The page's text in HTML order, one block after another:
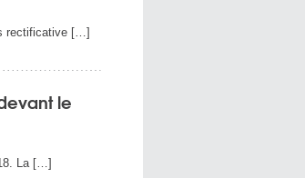
rectificative […]
le
La […]